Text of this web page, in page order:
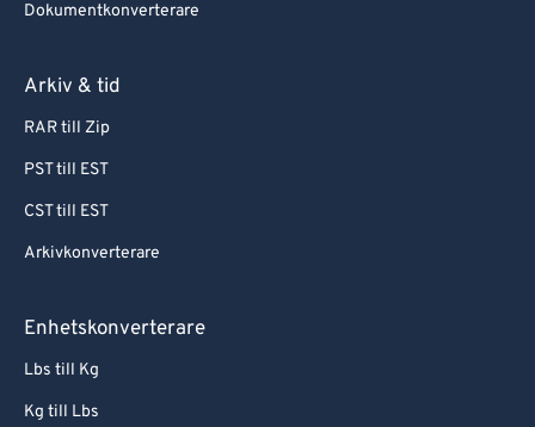
Dokumentkonverterare
Arkiv & tid
RAR till Zip
PST till EST
CST till EST
Arkivkonverterare
Enhetskonverterare
Lbs till Kg
Kg till Lbs